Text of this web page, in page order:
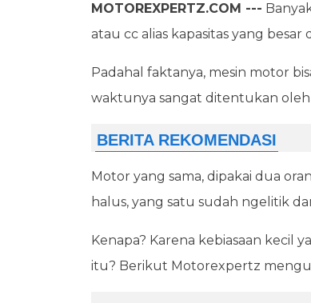
MOTOREXPERTZ.COM ---
atau cc alias kapasitas yang besar
Padahal faktanya, mesin motor
waktunya sangat ditentukan
Motor yang sama, dipakai dua
halus, yang satu sudah ngelitik
Kenapa? Karena kebiasaan kecil
itu? Berikut Motorexpertz